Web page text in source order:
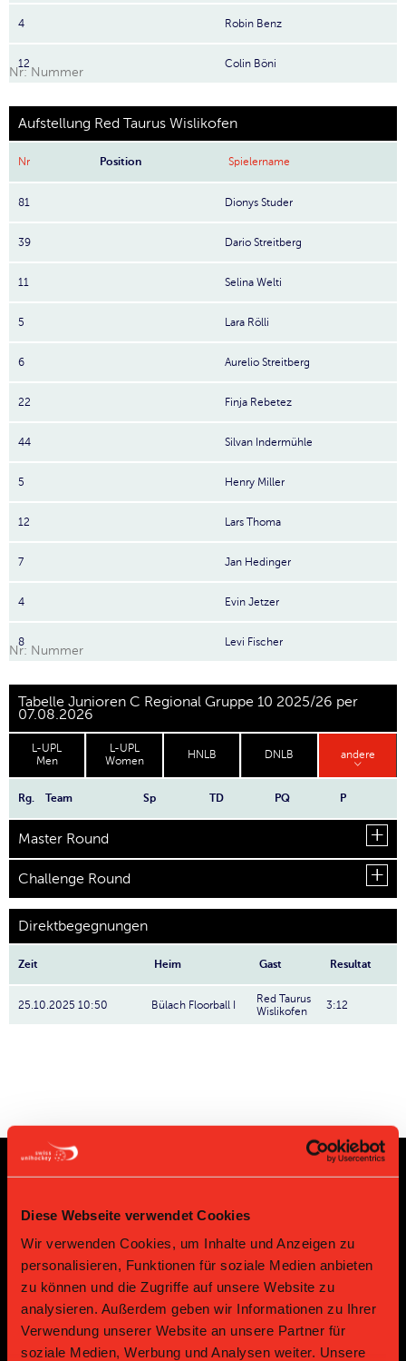
Diese Webseite verwendet Cookies
Wir verwenden Cookies, um Inhalte und Anzeigen zu
personalisieren, Funktionen für soziale Medien anbieten
zu können und die Zugriffe auf unsere Website zu
analysieren. Außerdem geben wir Informationen zu Ihrer
Verwendung unserer Website an unsere Partner für
soziale Medien, Werbung und Analysen weiter. Unsere
4 Robin Benz
12 Colin Böni
Nr: Nummer
Aufstellung Red Taurus Wislikofen
Nr Position Spielername
81 Dionys Studer
39 Dario Streitberg
11 Selina Welti
5 Lara Rölli
6 Aurelio Streitberg
22 Finja Rebetez
44 Silvan Indermühle
5 Henry Miller
12 Lars Thoma
7 Jan Hedinger
4 Evin Jetzer
8 Levi Fischer
Nr: Nummer
Tabelle Junioren C Regional Gruppe 10 2025/26 per
07.08.2026
L-UPL
Men
L-UPL
Women
HNLB DNLB andere
Rg. Team Sp TD PQ P
Master Round
Challenge Round
Direktbegegnungen
Zeit Heim Gast Resultat
25.10.2025 10:50 Bülach Floorball I
Red Taurus
Wislikofen
3:12
Platin Partner